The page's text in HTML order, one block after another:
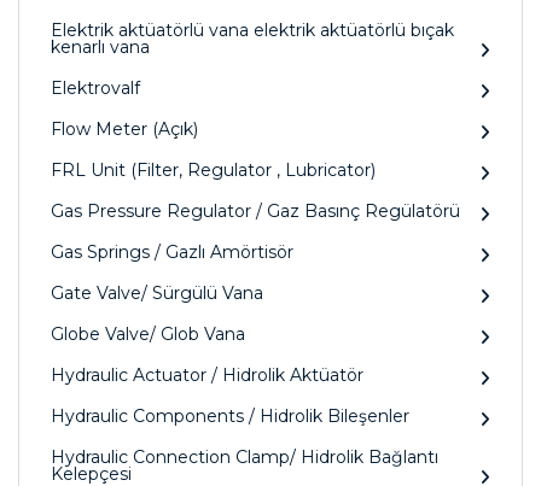
Elektrik aktüatörlü vana elektrik aktüatörlü bıçak
kenarlı vana
Elektrovalf
Flow Meter (Açık)
FRL Unit (Filter, Regulator , Lubricator)
Gas Pressure Regulator / Gaz Basınç Regülatörü
Gas Springs / Gazlı Amörtisör
Gate Valve/ Sürgülü Vana
Globe Valve/ Glob Vana
Hydraulic Actuator / Hidrolik Aktüatör
Hydraulic Components / Hidrolik Bileşenler
Hydraulic Connection Clamp/ Hidrolik Bağlantı
Kelepçesi